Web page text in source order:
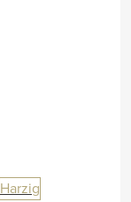
Harzig